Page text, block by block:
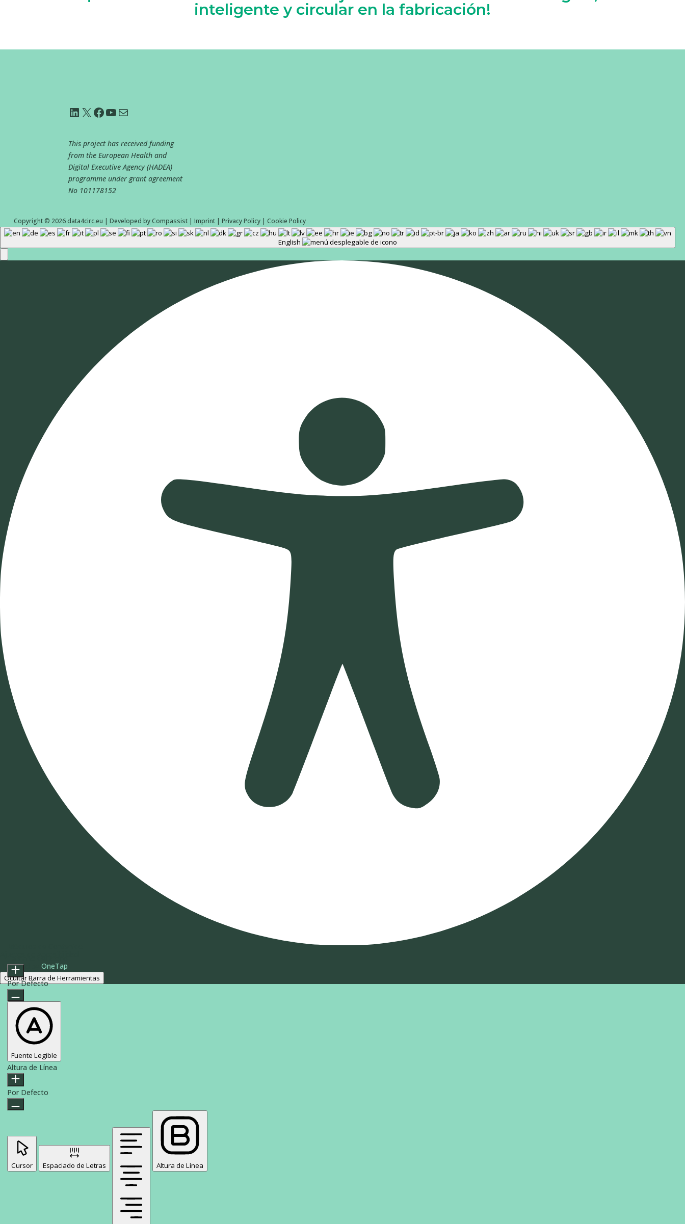
inteligente y circular en la fabricación!
LinkedIn
X Facebook
YouTube
Correo electrónico
This project has received funding
from the European Health and
Digital Executive Agency (HADEA)
programme under grant agreement
No 101178152
Copyright © 2026data4circ.eu | Developed byCompassist | Imprint | Privacy Policy | Cookie Policy
English
Powered by OneTap
Ocultar Barra de Herramientas
Por Defecto
Fuente Legible
Altura de Línea
Por Defecto
Cursor Espaciado de Letras Altura de Línea